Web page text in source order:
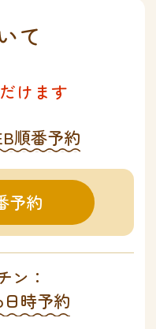
て
けます
順番予約
予約
ン：
時予約